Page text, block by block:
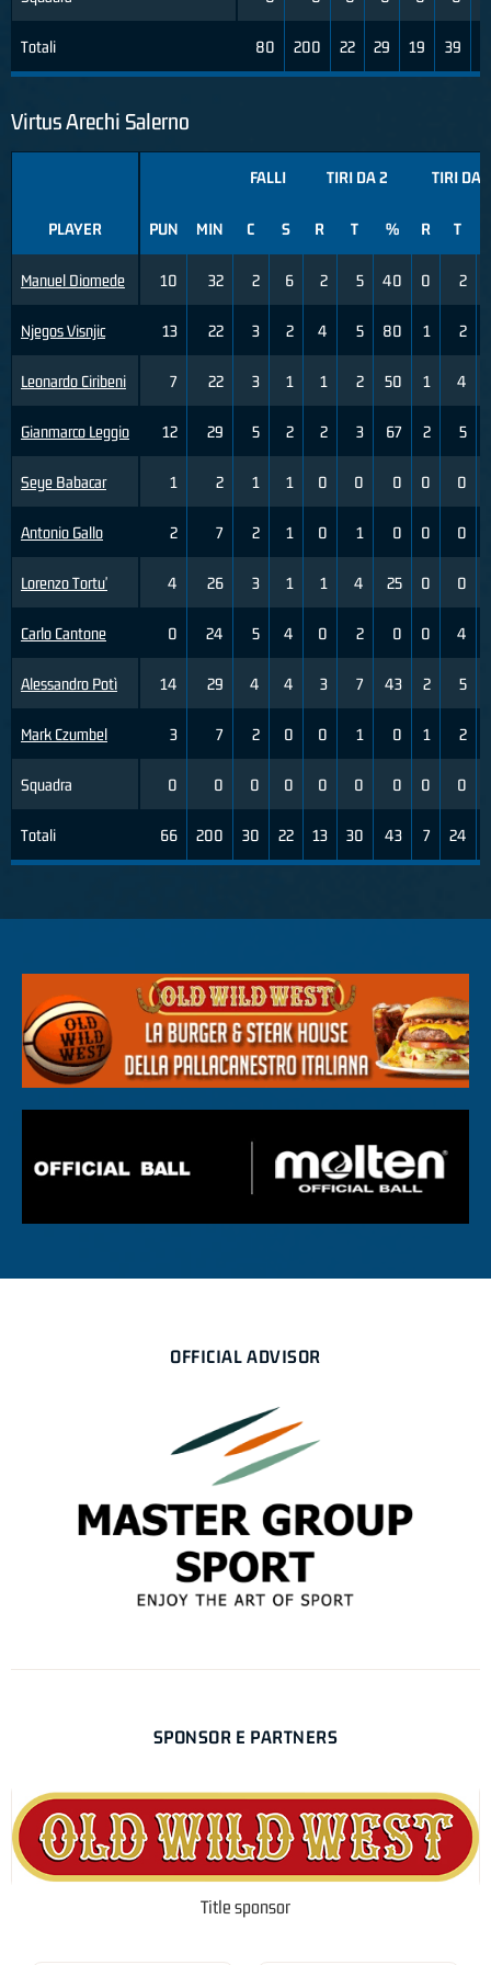
Totali 80 200 22 29 19 39
Virtus Arechi Salerno
PLAYER
Manuel Diomede
Njegos Visnjic
Leonardo Ciribeni
Gianmarco Leggio
Seye Babacar
Antonio Gallo
Lorenzo Tortu'
Carlo Cantone
Alessandro Potì
Mark Czumbel
Squadra
Totali
FALLI TIRI DA 2 TIRI DA
PUN MIN C S R T % R T
10 32 2 6 2 5 40 0 2
13 22 3 2 4 5 80 1 2
7 22 3 1 1 2 50 1 4
12 29 5 2 2 3 67 2 5
1 2 1 1 0 0 0 0 0
2 7 2 1 0 1 0 0 0
4 26 3 1 1 4 25 0 0
0 24 5 4 0 2 0 0 4
14 29 4 4 3 7 43 2 5
3 7 2 0 0 1 0 1 2
0 0 0 0 0 0 0 0 0
66 200 30 22 13 30 43 7 24
OFFICIAL ADVISOR
SPONSOR E PARTNERS
Title sponsor